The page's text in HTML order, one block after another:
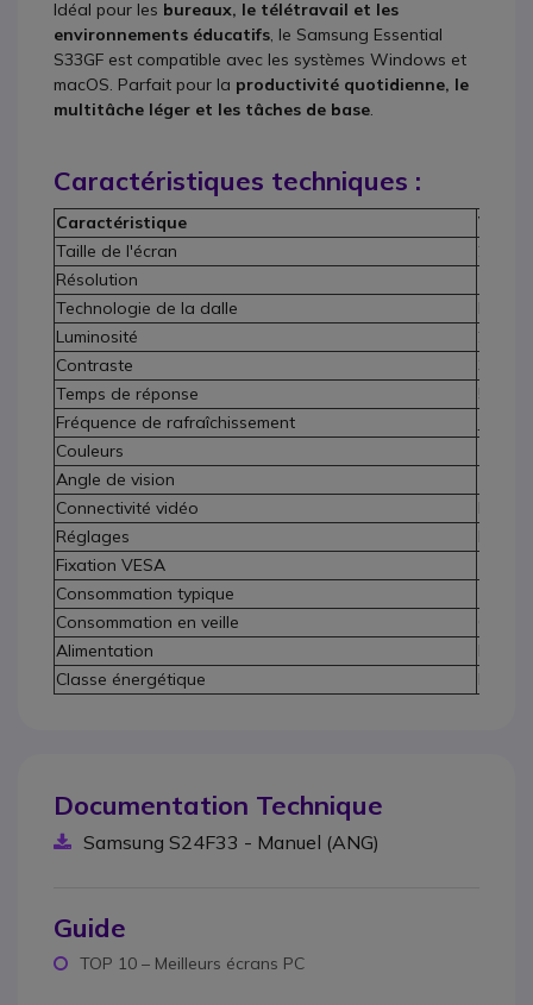
Idéal pour les bureaux, le télétravail et les
environnements éducatifs , le Samsung Essential
S33GF est compatible avec les systèmes Windows et
macOS. Parfait pour la productivité quotidienne, le
multitâche léger et les tâches de base
Caractéristiques techniques :
Caractéristique
Valeur
Taille de l'écran
24
Résolution
Technologie de la dalle
Luminosité
250
Contraste
3000:1
Temps de réponse
5 ms
Fréquence de rafraîchissement
Couleurs
Angle de vision
Connectivité vidéo
Réglages
Fixation VESA
Consommation typique
Consommation en veille
Alimentation
Classe énergétique
Documentation Technique
Samsung S24F33 - Manuel (ANG)
Guide
TOP 10 – Meilleurs écrans PC